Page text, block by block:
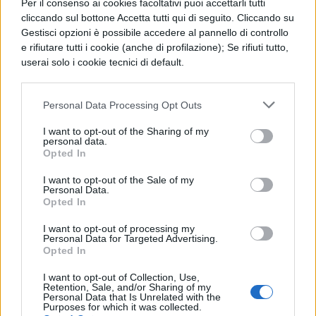
Per il consenso ai cookies facoltativi puoi accettarli tutti
cliccando sul bottone Accetta tutti qui di seguito. Cliccando su
Gestisci opzioni è possibile accedere al pannello di controllo
e rifiutare tutti i cookie (anche di profilazione); Se rifiuti tutto,
userai solo i cookie tecnici di default.
Personal Data Processing Opt Outs
I want to opt-out of the Sharing of my
personal data.
Opted In
I want to opt-out of the Sale of my
Personal Data.
Opted In
I want to opt-out of processing my
Personal Data for Targeted Advertising.
Opted In
I want to opt-out of Collection, Use,
Retention, Sale, and/or Sharing of my
Personal Data that Is Unrelated with the
Purposes for which it was collected.
pulizia e ripristino , con oneri aggiuntivi
per l’intera comunità scolastica.
Oltre ai danneggiamenti fisici, la preside ha
offensive, discriminatorie e minacciose
comparse nei locali, rivolte alla dirigente
stessa e a due professoresse.
messaggi, secondo la nota ufficiale,
hanno leso profondamente la dignità
individualee i valori fondamentali della
convivenza civile.
La dirigenza ha escluso categoricamente
che tali comportamenti possano essere